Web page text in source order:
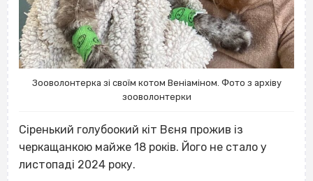
Зооволонтерка зі своїм котом Веніаміном. Фото з архіву
зооволонтерки
Сіренький голубоокий кіт Вєня прожив із
черкащанкою майже 18 років. Його не стало у
листопаді 2024 року.